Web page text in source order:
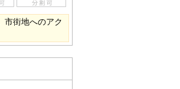
市街地へのアク